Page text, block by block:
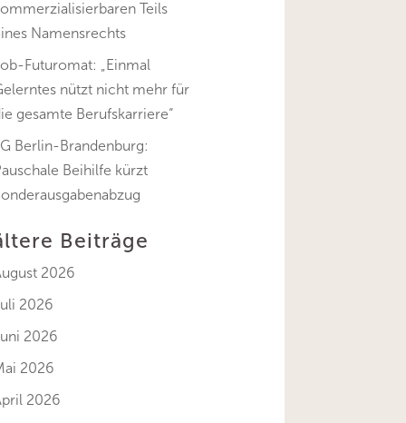
Teils
Namensrechts
Futuromat: „Einmal
nützt nicht mehr für
gesamte Berufskarriere“
Berlin-Brandenburg:
Beihilfe kürzt
Beiträge
2026
2026
2026
2026
2026